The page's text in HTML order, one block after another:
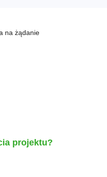
na żądanie
projektu?